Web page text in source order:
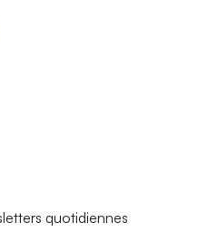
quotidiennes